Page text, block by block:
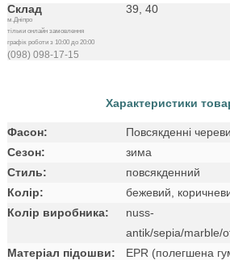
Склад
м.Дніпро
тільки онлайн замовлення
графік роботи з 10:00 до 20:00
(098) 098-17-15
39, 40
Характеристики
Фасон:
Повсякденні
Сезон:
зима
Стиль:
повсякденний
Колір:
бежевий,
Колір виробника:
nuss-
antik/sepia/marble/
Матеріал підошви:
EPR (полегшена